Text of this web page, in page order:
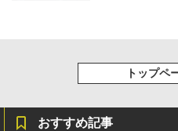
トップペ
おすすめ記事